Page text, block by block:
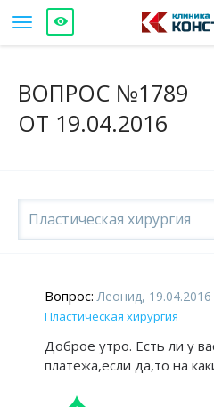
ВОПРОС №1789
ОТ 19.04.2016
Пластическая хирургия
Вопрос: Леонид, 19.04.2016
Пластическая хирургия
Доброе утро. Есть ли у
платежа,если да,то на